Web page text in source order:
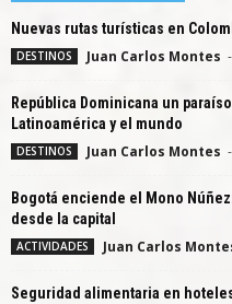
Nuevas rutas turísticas en
DESTINOS Juan Carlos Montes -
República Dominicana un
Latinoamérica y el mundo
DESTINOS Juan Carlos Montes -
Bogotá enciende el Mono
desde la capital
ACTIVIDADES Juan Carlos
Seguridad alimentaria en